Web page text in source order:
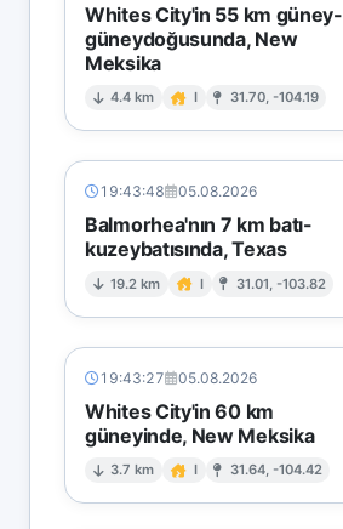
Whites City'in 55 km güney-
güneydoğusunda, New
Meksika
4.4 km I 31.70, -104.19
19:43:48 05.08.2026
Balmorhea'nın 7 km batı-
kuzeybatısında, Texas
19.2 km I 31.01, -103.82
19:43:27 05.08.2026
Whites City'in 60 km
güneyinde, New Meksika
3.7 km I 31.64, -104.42